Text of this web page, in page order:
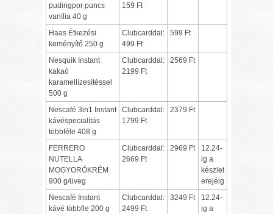
pudingpor puncs
vanília 40 g
159 Ft
Haas Étkezési
keményítő 250 g
Clubcarddal:
499 Ft
599 Ft
Nesquik Instant
kakaó
karamellízesítéssel
500 g
Clubcarddal:
2199 Ft
2569 Ft
Nescafé 3in1 Instant
kávéspecialítás
többféle 408 g
Clubcarddal:
1799 Ft
2379 Ft
FERRERO
NUTELLA
MOGYORÓKRÉM
900 g/üveg
Clubcarddal:
2669 Ft
2969 Ft
12.24-
ig a
készlet
erejéig
Nescafé Instant
kávé többfle 200 g
Clubcarddal:
2499 Ft
3249 Ft
12.24-
ig a